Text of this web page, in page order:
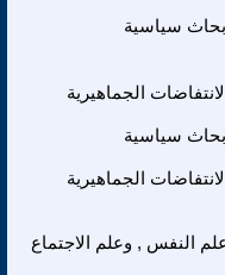
سياسية
الجماهيرية
سياسية
الجماهيرية
النفس , وعلم الاجتماع